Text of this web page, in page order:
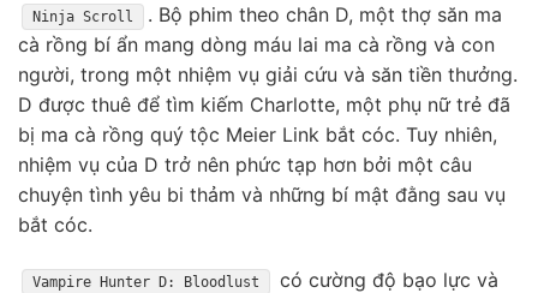
Ninja Scroll
. Bộ phim theo chân D, một thợ săn ma
cà rồng bí ẩn mang dòng máu lai ma cà rồng và con
người, trong một nhiệm vụ giải cứu và săn tiền thưởng.
D được thuê để tìm kiếm Charlotte, một phụ nữ trẻ đã
bị ma cà rồng quý tộc Meier Link bắt cóc. Tuy nhiên,
nhiệm vụ của D trở nên phức tạp hơn bởi một câu
chuyện tình yêu bi thảm và những bí mật đằng sau vụ
bắt cóc.
Vampire Hunter D: Bloodlust
có cường độ bạo lực và